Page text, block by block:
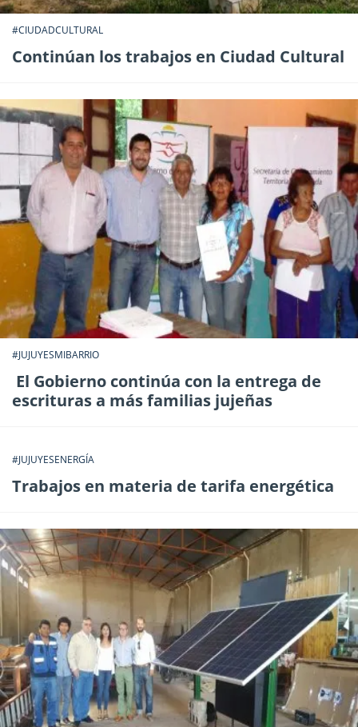
#CIUDADCULTURAL
Continúan los trabajos en Ciudad Cultural
#JUJUYESMIBARRIO
El Gobierno continúa con la entrega de
escrituras a más familias jujeñas
#JUJUYESENERGÍA
Trabajos en materia de tarifa energética